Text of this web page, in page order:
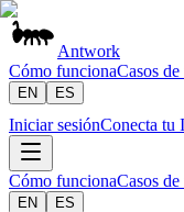
Antwork
Cómo funcionaCasos de
EN ES
Iniciar sesiónConecta tu
Cómo funcionaCasos de
EN ES